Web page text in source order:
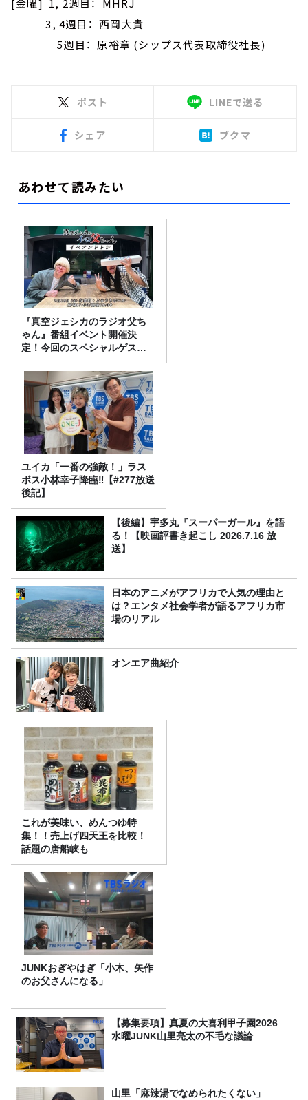
[金曜] 1, 2週目： MHRJ
3, 4週目： 西岡大貴
5週目： 原裕章 (シップス代表取締役社長)
ポスト LINEで送る
シェア ブクマ
あわせて読みたい
『真空ジェシカのラジオ父ち
ゃん』番組イベント開催決
定！今回のスペシャルゲスト
は、タカアンドトシ！
ユイカ「一番の強敵！」ラス
ボス小林幸子降臨‼【#277放送
後記】
【後編】宇多丸『スーパーガール』を語
る！【映画評書き起こし 2026.7.16 放
送】
日本のアニメがアフリカで人気の理由と
は？エンタメ社会学者が語るアフリカ市
場のリアル
オンエア曲紹介
これが美味い、めんつゆ特
集！！売上げ四天王を比較！
話題の唐船峡も
JUNKおぎやはぎ「小木、矢作
のお父さんになる」
【募集要項】真夏の大喜利甲子園2026
水曜JUNK山里亮太の不毛な議論
山里「麻辣湯でなめられたくない」